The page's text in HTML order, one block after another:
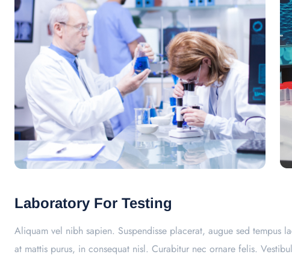
Laboratory For Testing
Aliquam vel nibh sapien. Suspendisse placerat, augue sed tempus
at mattis purus, in consequat nisl. Curabitur nec ornare felis.